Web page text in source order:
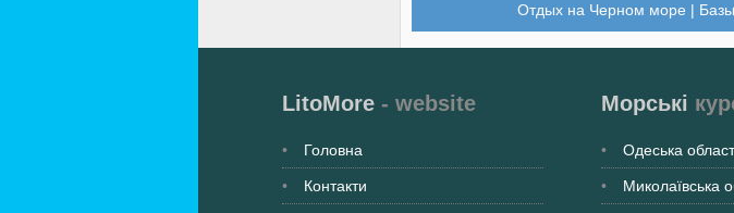
Отдых на Черном море |
LitoMore - website
Головна
Контакти
Морські
Одеська
Миколаївська